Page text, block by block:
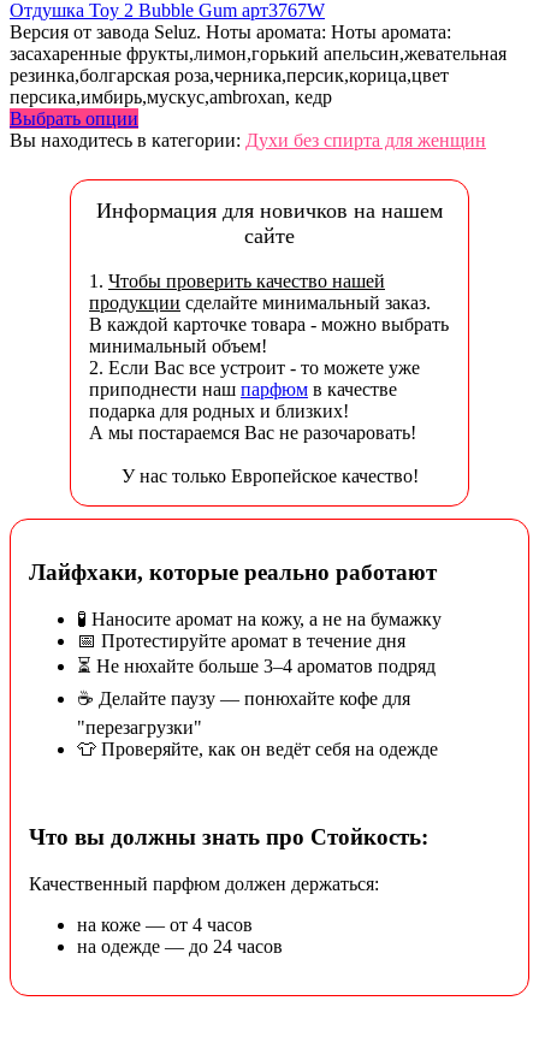
Отдушка Toy 2 Bubble Gum арт3767W
Версия от завода Seluz. Ноты аромата: Ноты аромата:
засахаренные фрукты,лимон,горький апельсин,жевательная
резинка,болгарская роза,черника,персик,корица,цвет
персика,имбирь,мускус,ambroxan, кедр
Выбрать опции
Вы находитесь в категории: Духи без спирта для женщин
Информация для новичков на нашем
сайте
1. Чтобы проверить качество нашей
продукции сделайте минимальный заказ.
В каждой карточке товара - можно выбрать
минимальный объем!
2. Если Вас все устроит - то можете уже
приподнести наш парфюм в качестве
подарка для родных и близких!
А мы постараемся Вас не разочаровать!
У нас только Европейское качество!
Лайфхаки, которые реально работают
🧪 Наносите аромат на кожу, а не на бумажку
📅 Протестируйте аромат в течение дня
⏳ Не нюхайте больше 3–4 ароматов подряд
☕ Делайте паузу — понюхайте кофе для
"перезагрузки"
👕 Проверяйте, как он ведёт себя на одежде
Что вы должны знать про Стойкость:
Качественный парфюм должен держаться:
на коже — от 4 часов
на одежде — до 24 часов